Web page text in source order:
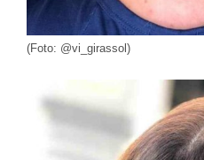
(Foto: @vi_girassol)